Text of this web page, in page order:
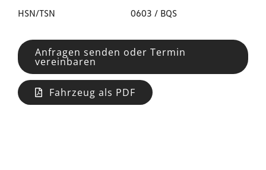
HSN/TSN
0603 / BQS
Anfragen senden oder Termin
vereinbaren
Fahrzeug als PDF